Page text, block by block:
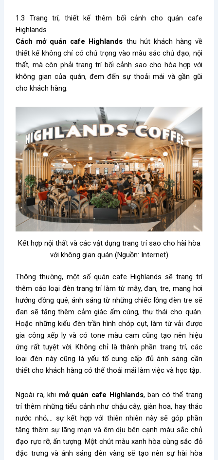
1.3 Trang trí, thiết kế thêm bối cảnh cho quán cafe
Highlands
Cách mở quán cafe Highlands thu hút khách hàng về
thiết kế không chỉ có chú trọng vào màu sắc chủ đạo, nội
thất, mà còn phải trang trí bối cảnh sao cho hòa hợp với
không gian của quán, đem đến sự thoải mái và gần gũi
cho khách hàng.
Kết hợp nội thất và các vật dụng trang trí sao cho hài hòa
với không gian quán (Nguồn: Internet)
Thông thường, một số quán cafe Highlands sẽ trang trí
thêm các loại đèn trang trí làm từ mây, đan, tre, mang hơi
hướng đồng quê, ánh sáng từ những chiếc lồng đèn tre sẽ
đan sẽ tăng thêm cảm giác ấm cúng, thư thái cho quán.
Hoặc những kiểu đèn trần hình chóp cụt, làm từ vải được
gia công xếp ly và có tone màu cam cũng tạo nên hiệu
ứng rất tuyệt vời. Không chỉ là thành phần trang trí, các
loại đèn này cũng là yếu tố cung cấp đủ ánh sáng cần
thiết cho khách hàng có thể thoải mái làm việc và học tập.
Ngoài ra, khi mở quán cafe Highlands, bạn có thể trang
trí thêm những tiểu cảnh như chậu cây, giàn hoa, hay thác
nước nhỏ,… sự kết hợp với thiên nhiên này sẽ góp phần
tăng thêm sự lãng mạn và êm dịu bên cạnh màu sắc chủ
đạo rực rỡ, ấn tượng. Một chút màu xanh hòa cùng sắc đỏ
đặc trưng và ánh sáng đèn vàng sẽ tạo nên sự hài hòa